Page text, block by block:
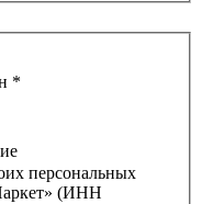
*
персональных
(ИНН